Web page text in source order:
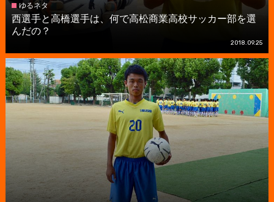
ゆるネタ
西選手と高橋選手は、何で高松商業高校サッカー部を選
んだの？
2018.09.25